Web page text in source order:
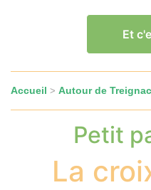
Et
Accueil > Autour de Treignac
Petit
La